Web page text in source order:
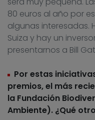
80 euros al año por
algunas interesadas.
Suiza y hay un
presentarnos a Bill
Por estas
premios, el más
la Fundación
Ambiente). ¿Qué